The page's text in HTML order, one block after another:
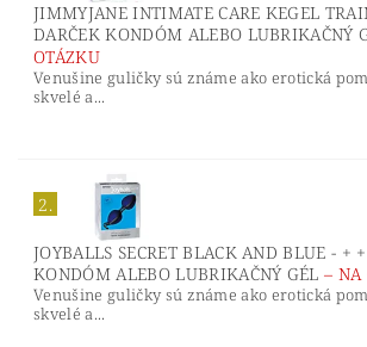
JIMMYJANE INTIMATE CARE KEGEL
DARČEK KONDÓM ALEBO LUBRIKAČNÝ
OTÁZKU
Venušine guličky sú známe ako erotická
skvelé a...
2.
JOYBALLS SECRET BLACK AND BLUE - +
KONDÓM ALEBO LUBRIKAČNÝ GÉL– NA
Venušine guličky sú známe ako erotická
skvelé a...